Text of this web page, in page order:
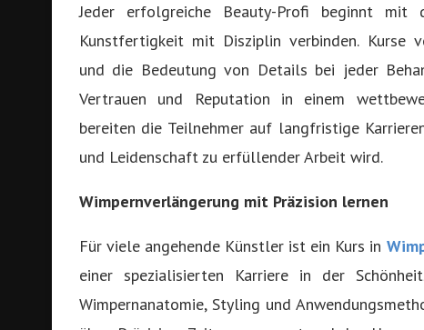
Jeder erfolgreiche Beauty-Profi beginnt mit
Kunstfertigkeit mit Disziplin verbinden. Kurse
und die Bedeutung von Details bei jeder
Vertrauen und Reputation in einem
bereiten die Teilnehmer auf langfristige
und Leidenschaft zu erfüllender Arbeit wird.
Wimpernverlängerung mit Präzision lernen
Für viele angehende Künstler ist ein Kurs in
einer spezialisierten Karriere in der
Wimpernanatomie, Styling und